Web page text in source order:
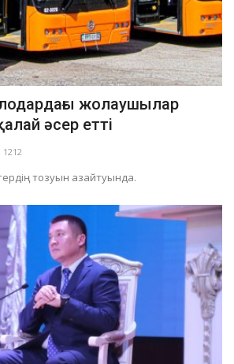
жолаушылар
әсер етті
1212
тозуын азайтуында.